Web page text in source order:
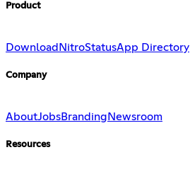
Product
Download NitroStatusApp Directory
Company
AboutJobsBranding Newsroom
Resources